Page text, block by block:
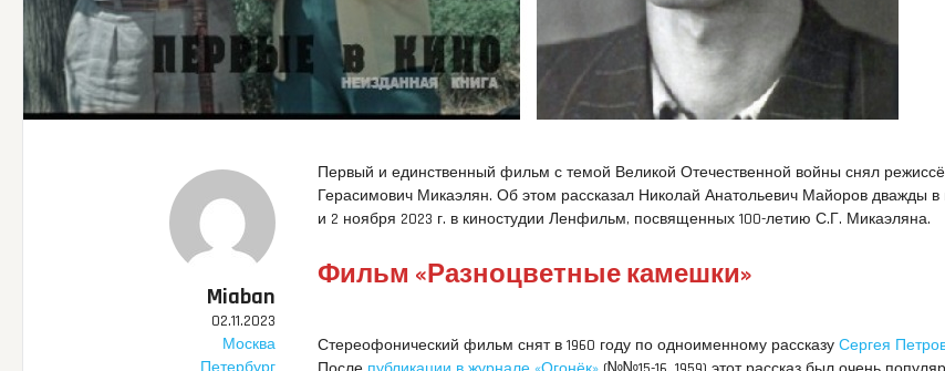
Miaban
02.11.2023
Москва
Первый и единственный фильм с темой Великой Отечественной войны снял
Герасимович Микаэлян. Об этом рассказал Николай Анатольевич Майоров дважды в
и 2 ноября 2023 г. в киностудии Ленфильм, посвященных 100-летию С.Г. Микаэляна.
Фильм «Разноцветные камешки»
Стереофонический фильм снят в 1960 году по одноименному рассказуСергея